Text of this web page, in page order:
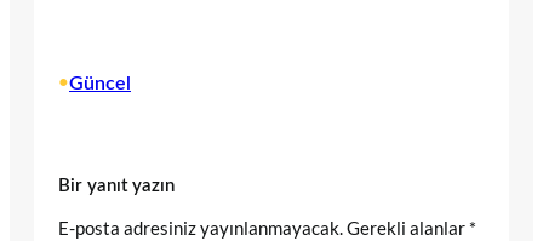
•Güncel
Bir yanıt yazın
E-posta adresiniz yayınlanmayacak.Gerekli alanlar *